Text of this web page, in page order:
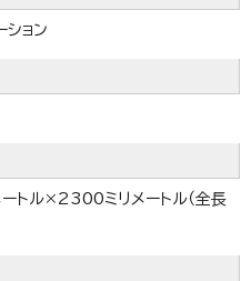
ション
トル×2300ミリメートル（全長